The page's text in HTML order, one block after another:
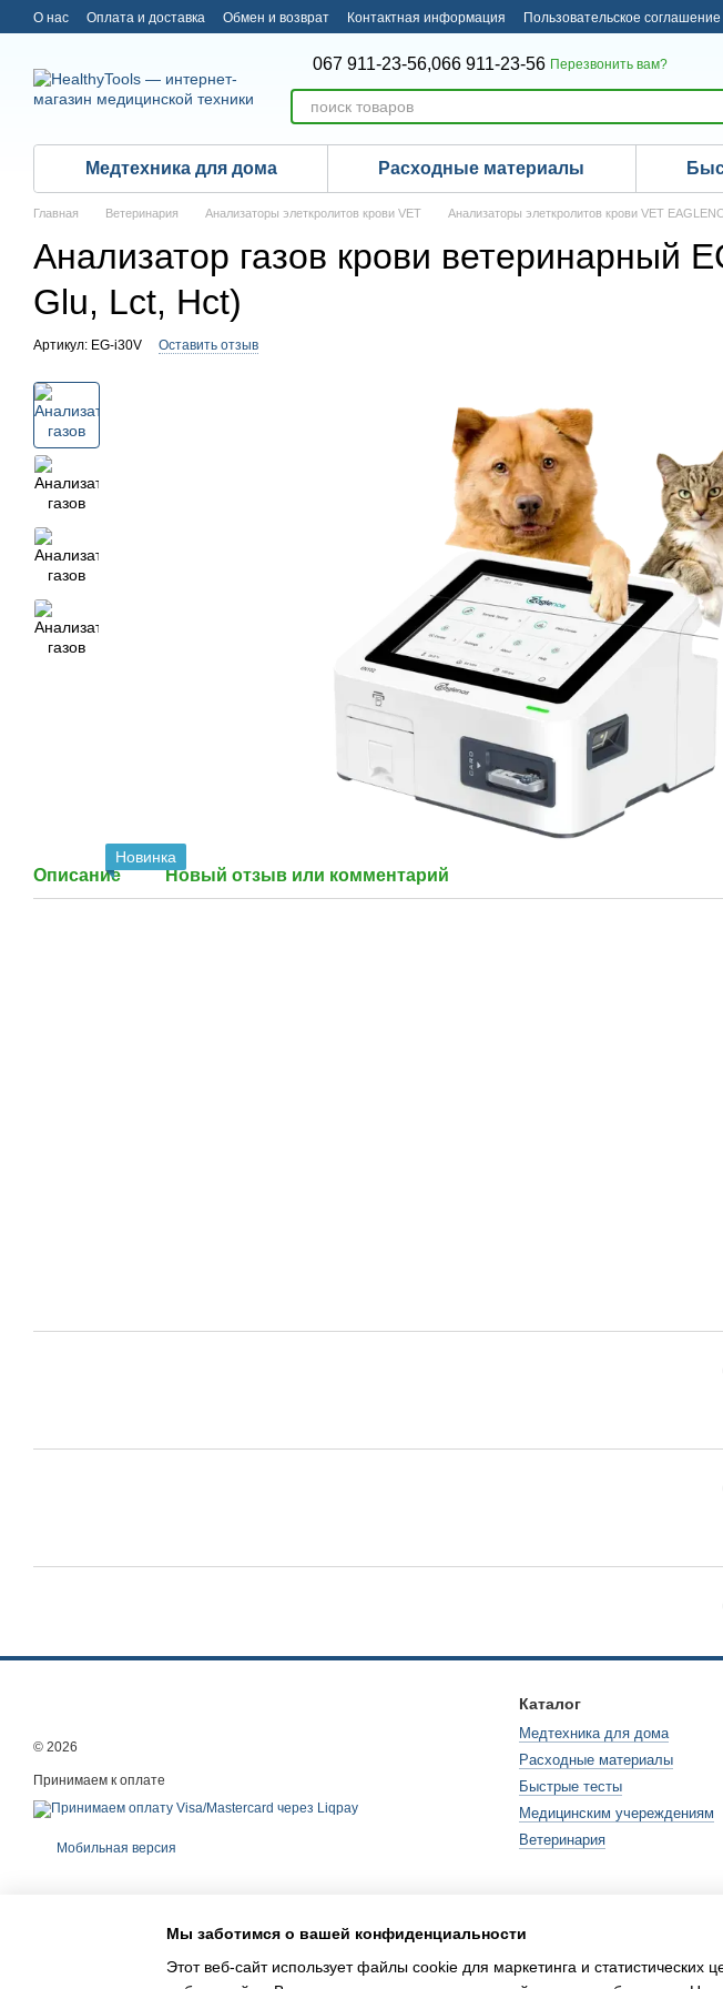
Перейти к основному контенту
О нас Оплата и доставка Обмен и возврат Контактная информация Пользовательское соглашение
067 911-23-56,066 911-23-56 Перезвонить вам?
Медтехника для дома Расходные материалы
Главная Ветеринария Анализаторы элеткролитов крови VET Анализаторы элеткролитов крови VET
Анализатор газов крови ветеринарный
Glu, Lct, Hct)
Артикул: EG-i30V Оставить отзыв
Новинка
Описание Новый отзыв или комментарий
© 2026
Принимаем к оплате
Мобильная версия
Каталог
Медтехника для дома
Расходные материалы
Быстрые тесты
Медицинским учереждениям
Ветеринария
Мы заботимся о вашей конфиденциальности
Этот веб-сайт использует файлы cookie для маркетинга и статистических